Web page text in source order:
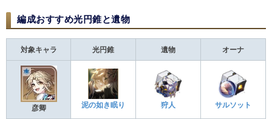
編成おすすめ光円錐と遺物
対象キャラ 光円錐 遺物 オーナ
彦卿 泥の如き眠り 狩人 サルソット